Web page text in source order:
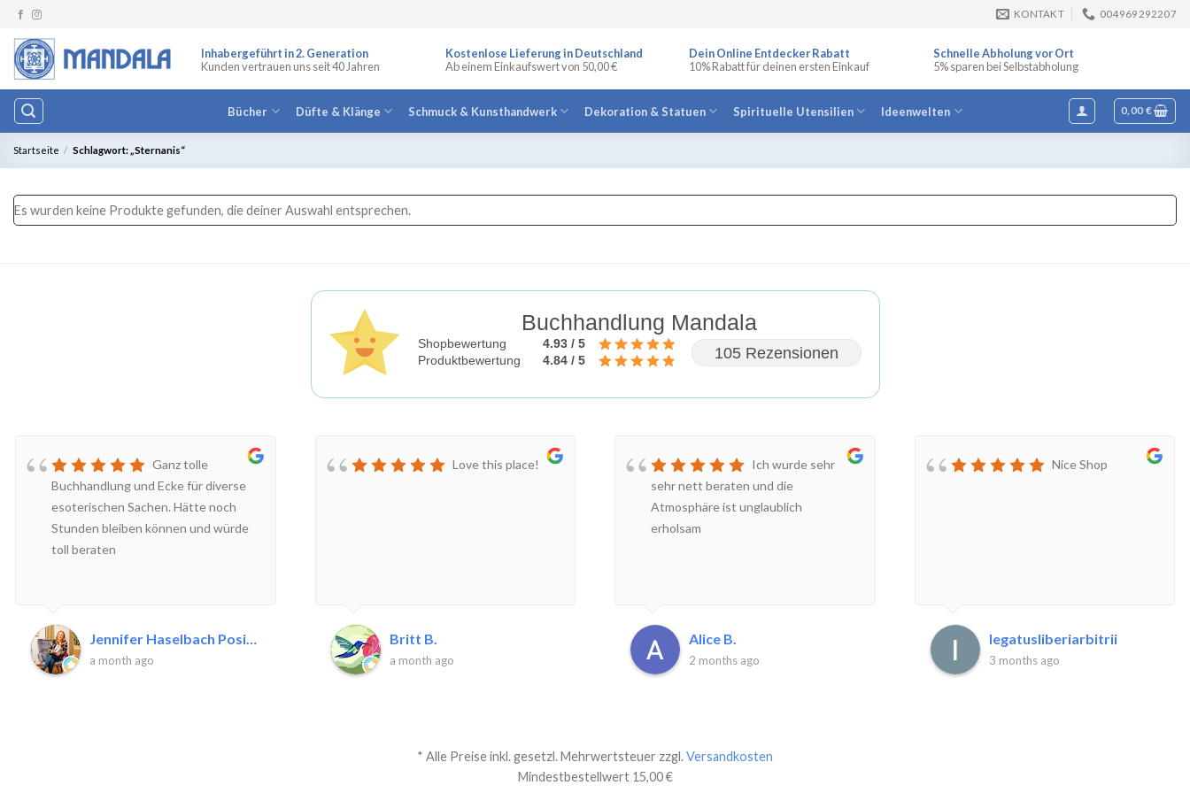
Zum
springen
KONTAKT 004969292207
Inhabergeführt in 2. Generation
Kunden vertrauen uns seit 40 Jahren
Kostenlose Lieferung in Deutschland
Ab einem Einkaufswert von 50,00 €
Dein Online Entdecker Rabatt
10% Rabatt für deinen ersten Einkauf
Schnelle Abholung vor Ort
5% sparen bei Selbstabholung
Bücher Düfte & Klänge Schmuck & Kunsthandwerk Dekoration & Statuen Spirituelle Utensilien Ideenwelten 0,00 €
Startseite / Schlagwort: „Sternanis“
Es wurden keine Produkte gefunden, die deiner Auswahl entsprechen.
Buchhandlung Mandala
Shopbewertung
4.93 / 5
Produktbewertung
4.84 / 5 105 Rezensionen
Ganz tolle
Buchhandlung und Ecke für diverse
esoterischen Sachen. Hätte noch
Stunden bleiben können und würde
toll beraten
a month ago
Love this place!
Britt B.
a month ago
Ich wurde sehr
sehr nett beraten und die
Atmosphäre ist unglaublich
erholsam
Alice B.
2 months ago
Nice Shop
legatusliberiarbitrii
3 months ago
* Alle Preise inkl. gesetzl. Mehrwertsteuer zzgl.Versandkosten
Mindestbestellwert 15,00 €